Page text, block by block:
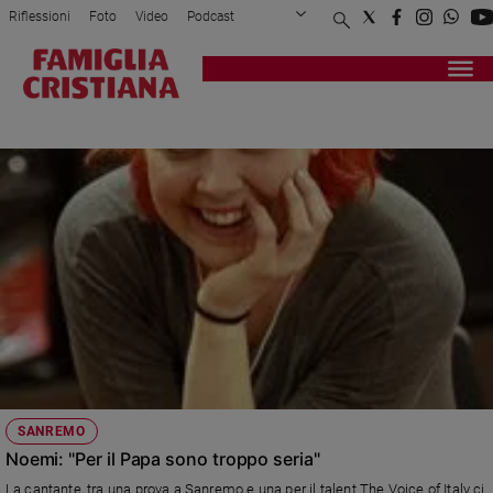
Attualità
Politica
Economia
Legalità
giustizia
Sport
Interviste
Papa
Papa
Riflessioni Foto Video Podcast
Privacy Policy Chi siamo
Registrati Redazione
SANREMO
Noemi: "Per il Papa sono troppo seria"
La cantante, tra una prova a Sanremo e una per il talent The Voice of Italy ci